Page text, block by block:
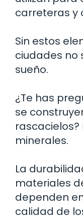
carreteras y
Sin estos
ciudades no
sueño.
¿Te has
se
minerales.
La
materiales
dependen
calidad de